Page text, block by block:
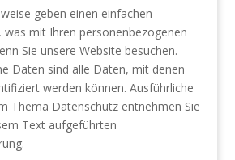
geben einen einfachen
was mit Ihren personenbezogenen
Sie unsere Website besuchen.
Daten sind alle Daten, mit denen
werden können. Ausführliche
Thema Datenschutz entnehmen Sie
Text aufgeführten